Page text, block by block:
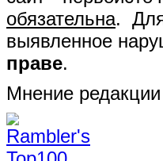
обязательна.
выявленное
праве.
Мнение